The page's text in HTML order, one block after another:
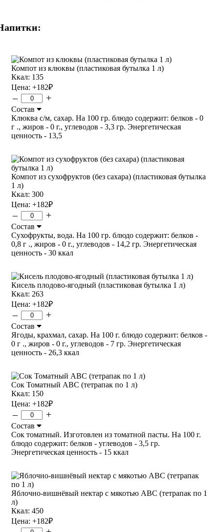
Компот из клюквы (пластиковая бутылка 1 л)
Ккал: 135
Цена: +182₽
– +
Состав
Клюква с/м, сахар. На 100 гр. блюдо содержит: белков - 0
г ., жиров - 0 г., углеводов - 3,3 гр. Энергетическая
ценность - 13,5
Компот из сухофруктов (без сахара) (пластиковая бутылка
1 л)
Ккал: 300
Цена: +182₽
– +
Состав
Сухофрукты, вода. На 100 гр. блюдо содержит: белков -
0,8 г ., жиров - 0 г., углеводов - 14,2 гр. Энергетическая
ценность - 30 ккал
Кисель плодово-ягодный (пластиковая бутылка 1 л)
Ккал: 263
Цена: +182₽
– +
Состав
Ягоды, крахмал, сахар. На 100 г. блюдо содержит: белков -
0 г ., жиров - 0 г., углеводов - 7 гр. Энергетическая
ценность - 26,3 ккал
Сок Томатный ABC (тетрапак по 1 л)
Ккал: 150
Цена: +182₽
– +
Состав
Сок томатный. Изготовлен из томатной пасты. На 100 г.
блюдо содержит: белков - углеводов - 3,5 гр.
Энергетическая ценность - 15 ккал
Яблочно-вишнёвый нектар с мякотью ABC (тетрапак по 1
л)
Ккал: 450
Цена: +182₽